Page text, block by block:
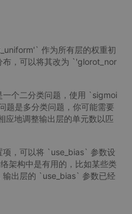
作为所有层的权重初
布，可以将其改为 `'glorot_nor
个二分类问题，使用 `sigmoi
题是多分类问题，你可能需要
地调整输出层的单元数以匹
项，可以将 `use_bias` 参数设
架构中是有用的，比如某些类
输出层的 `use_bias` 参数已经